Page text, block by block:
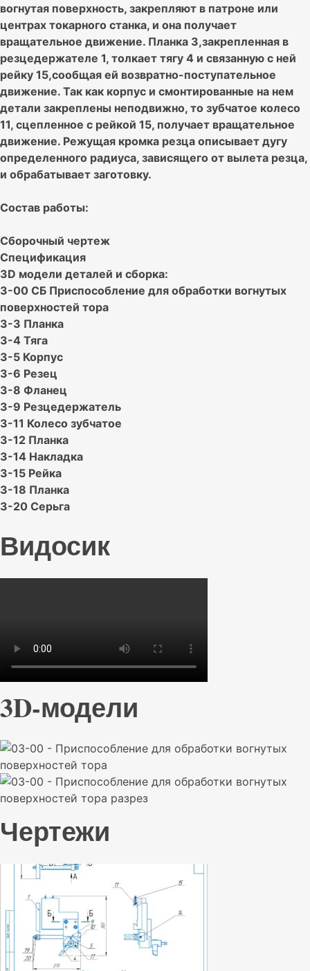
вогнутая поверхность, закрепляют в патроне или
центрах токарного станка, и она получает
вращательное движение. Планка 3,закрепленная в
резцедержателе 1, толкает тягу 4 и связанную с ней
рейку 15,сообщая ей возвратно-поступательное
движение. Так как корпус и смонтированные на нем
детали закреплены неподвижно, то зубчатое колесо
11, сцепленное с рейкой 15, получает вращательное
движение. Режущая кромка резца описывает дугу
определенного радиуса, зависящего от вылета резца,
и обрабатывает заготовку.
Состав работы:
Сборочный чертеж
Спецификация
3D модели деталей и сборка:
3-00 СБ Приспособление для обработки вогнутых
поверхностей тора
3-3 Планка
3-4 Тяга
3-5 Корпус
3-6 Резец
3-8 Фланец
3-9 Резцедержатель
3-11 Колесо зубчатое
3-12 Планка
3-14 Накладка
3-15 Рейка
3-18 Планка
3-20 Серьга
Видосик
3D-модели
Чертежи